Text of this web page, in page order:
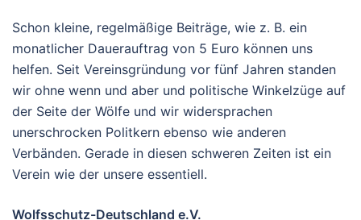
Schon kleine, regelmäßige Beiträge, wie z. B. ein
monatlicher Dauerauftrag von 5 Euro können uns
helfen. Seit Vereinsgründung vor fünf Jahren standen
wir ohne wenn und aber und politische Winkelzüge auf
der Seite der Wölfe und wir widersprachen
unerschrocken Politkern ebenso wie anderen
Verbänden. Gerade in diesen schweren Zeiten ist ein
Verein wie der unsere essentiell.
Wolfsschutz-Deutschland e.V.